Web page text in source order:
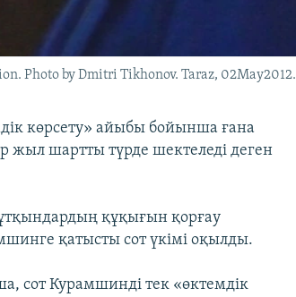
Photo by Dmitri Tikhonov. Taraz, 02May2012.
көрсету» айыбы бойынша ғана
жыл шартты түрде шектеледі деген
құқығын қорғау
қатысты сот үкімі оқылды.
сот Курамшинді тек «өктемдік